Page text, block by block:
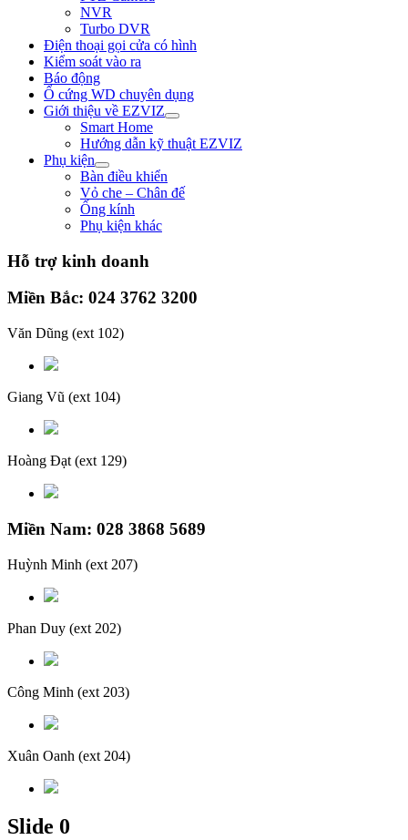
NVR
Turbo DVR
Điện thoại gọi cửa có hình
Kiểm soát vào ra
Báo động
Ổ cứng WD chuyên dụng
Giới thiệu về EZVIZ
Smart Home
Hướng dẫn kỹ thuật EZVIZ
Phụ kiện
Bàn điều khiển
Vỏ che – Chân đế
Ống kính
Phụ kiện khác
Hỗ trợ kinh doanh
Miền Bắc: 024 3762 3200
Văn Dũng (ext 102)
Giang Vũ (ext 104)
Hoàng Đạt (ext 129)
Miền Nam: 028 3868 5689
Huỳnh Minh (ext 207)
Phan Duy (ext 202)
Công Minh (ext 203)
Xuân Oanh (ext 204)
Slide 0